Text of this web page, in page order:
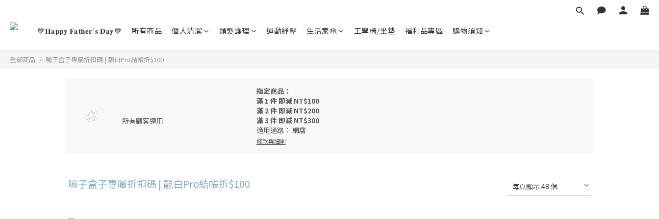
💙𝐇𝐚𝐩𝐩𝐲 𝐅𝐚𝐭𝐡𝐞𝐫'𝐬 𝐃𝐚𝐲💙 所有商品 個人清潔 頭髮護理 運動紓壓 生活家電 工學椅/坐墊 福利品專區 購物須知
全部商品 喻子盒子專屬折扣碼 | 靚白Pro結帳折$100
所有顧客適用
指定商品：
滿 1 件 即減 NT$100
滿 2 件 即減 NT$200
滿 3 件 即減 NT$300
適用通路： 網店
條款與細則
喻子盒子專屬折扣碼 | 靚白Pro結帳折$100 每頁顯示 48 個